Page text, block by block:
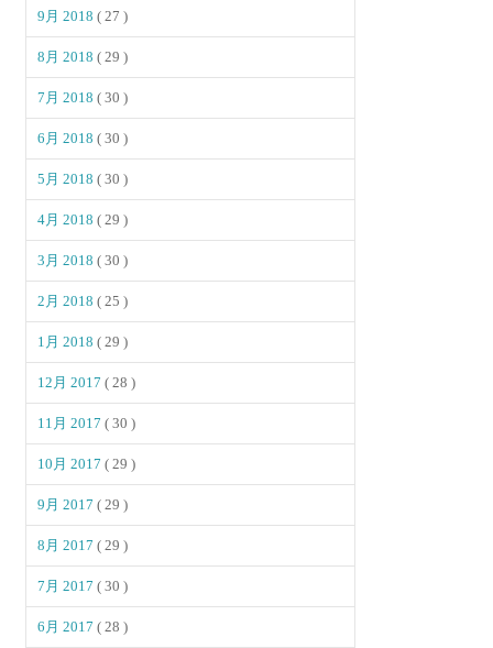
9月 2018( 27 )
8月 2018( 29 )
7月 2018( 30 )
6月 2018( 30 )
5月 2018( 30 )
4月 2018( 29 )
3月 2018( 30 )
2月 2018( 25 )
1月 2018( 29 )
12月 2017( 28 )
11月 2017( 30 )
10月 2017( 29 )
9月 2017( 29 )
8月 2017( 29 )
7月 2017( 30 )
6月 2017( 28 )